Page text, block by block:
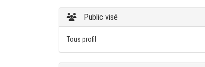
Public visé
Tous profil